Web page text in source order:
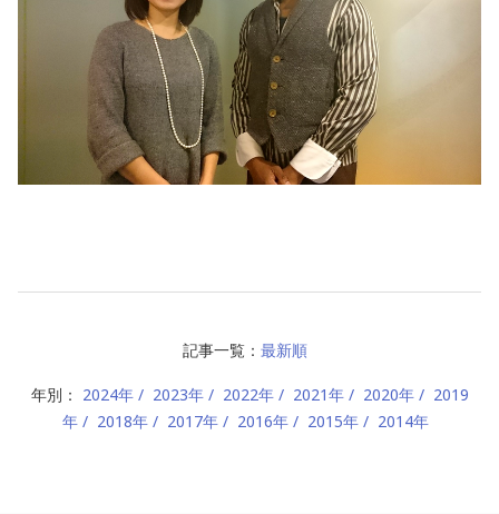
記事一覧： 最新順
年別： 2024年 2023年 2022年 2021年 2020年
2019
年
2018年 2017年 2016年 2015年 2014年